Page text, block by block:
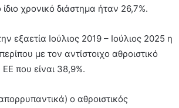
χρονικό διάστημα ήταν 26,7%.
Ιούλιος 2019 – Ιούλιος 2025 η
με τον αντίστοιχο αθροιστικό
που είναι 38,9%.
ο αθροιστικός